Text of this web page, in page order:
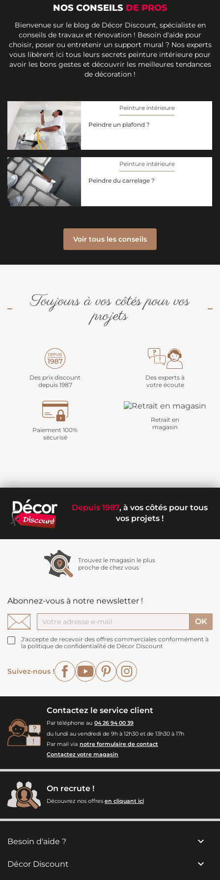
NOS CONSEILS DE PROS
Bienvenue sur le blog de Décor Discount, spécialiste en
conseils de travaux et rénovation ! Besoin d'aide pour
choisir, poser ou entretenir un support mural ? Nos experts
vous libèrent ici tous leurs secrets peinture intérieure pour
avoir les bons gestes et découvrir les meilleures tendances
de décoration !
Peinture intérieure
Peindre un plafond ?
Peinture intérieure
Peindre du carrelage ?
Voir tous les conseils
Toujours à vos côtés pour vos
projets
Des prix discount
depuis 1987
Des experts à
votre écoute
Paiement 100%
sécurisé
Retrait en
magasin
Depuis 1987, à vos côtés pour tous
vos projets !
Trouvez le magasin le plus
proche de chez vous
Abonnez-vous à notre newsletter !
J'accepte de recevoir des offres commerciales conformément à
la politique de confidentialité de Décor Discount
Suivez-nous !
FacebookYouTubePinterest
Contactez le service client
Par téléphone au 04 26 94 00 39
du lundi au vendredi de 9h à 12h30 et de 13h30 à 17h
Par mail via notre formulaire de contact
Contactez votre magasin
On recrute !
Découvrez nos offres en cliquant ici
Besoin d'aide ? 
Décor Discount 